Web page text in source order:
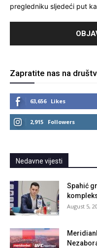
pregledniku sljedeći put
Zapratite nas na
63,656 Likes
2,915 Followers
Nedavne vijesti
Spahić
August 5,